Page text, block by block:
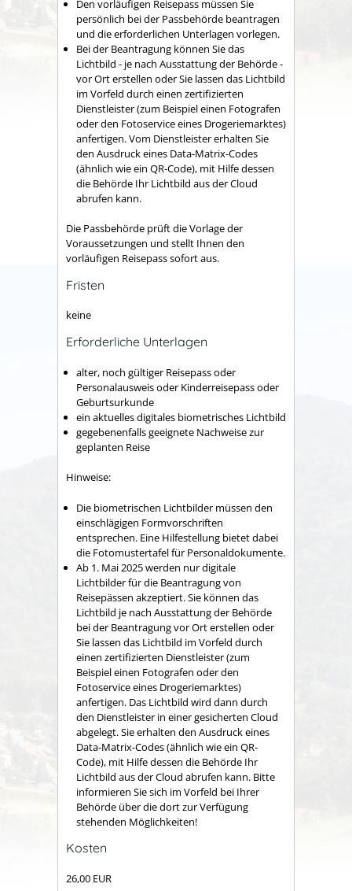
Den vorläufigen Reisepass müssen Sie
persönlich bei der Passbehörde beantragen
und die erforderlichen Unterlagen vorlegen.
Bei der Beantragung können Siedas
Lichtbild - je nach Ausstattung der Behörde -
vor Ort erstellen oder Sie lassen das Lichtbild
im Vorfeld durch einen zertifizierten
Dienstleister (zum Beispiel einen Fotografen
oder den Fotoservice eines Drogeriemarktes)
anfertigen. Vom Dienstleister erhalten Sie
den Ausdruck eines Data-Matrix-Codes
(ähnlich wie ein QR-Code), mit Hilfe dessen
die Behörde Ihr Lichtbild aus der Cloud
abrufen kann.
Die Passbehörde prüft die Vorlage der
Voraussetzungen und stellt Ihnen den
vorläufigen Reisepass sofort aus.
Fristen
keine
Erforderliche Unterlagen
alter, noch gültiger Reisepass oder
Personalausweis oder Kinderreisepass oder
Geburtsurkunde
ein aktuelles digitales biometrisches Lichtbild
gegebenenfalls geeignete Nachweise zur
geplanten Reise
Hinweise:
Die biometrischen Lichtbilder müssen den
einschlägigen Formvorschriften
entsprechen. Eine Hilfestellung bietet dabei
die Fotomustertafel für Personaldokumente.
Ab 1. Mai 2025 werden nur digitale
Lichtbilder für die Beantragung von
Reisepässen akzeptiert. Sie können das
Lichtbild je nach Ausstattung der Behörde
bei der Beantragung vor Ort erstellen oder
Sie lassen das Lichtbild im Vorfeld durch
einen zertifizierten Dienstleister (zum
Beispiel einen Fotografen oder den
Fotoservice eines Drogeriemarktes)
anfertigen. Das Lichtbild wird dann durch
den Dienstleister in einer gesicherten Cloud
abgelegt.Sie erhalten den Ausdruck eines
Data-Matrix-Codes (ähnlich wie ein QR-
Code), mit Hilfe dessen die Behörde Ihr
Lichtbild aus der Cloud abrufen kann. Bitte
informieren Sie sich im Vorfeld bei Ihrer
Behörde über die dort zur Verfügung
stehenden Möglichkeiten!
Kosten
26,00 EUR